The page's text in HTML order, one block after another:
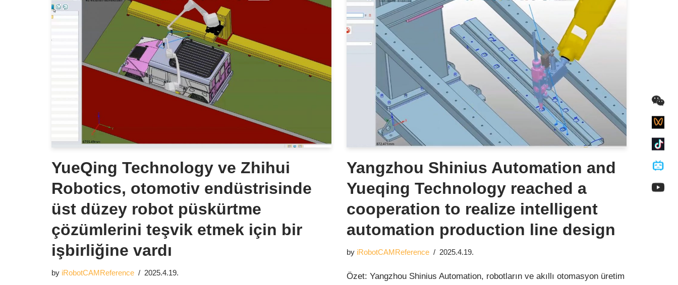
YueQing Technology ve Zhihui
Robotics, otomotiv endüstrisinde
üst düzey robot püskürtme
çözümlerini teşvik etmek için bir
işbirliğine vardı
by iRobotCAMReference 2025.4.19.
Yangzhou Shinius Automation and
Yueqing Technology reached a
cooperation to realize intelligent
automation production line design
by iRobotCAMReference 2025.4.19.
Özet: Yangzhou Shinius Automation, robotların ve akıllı otomasyon üretim